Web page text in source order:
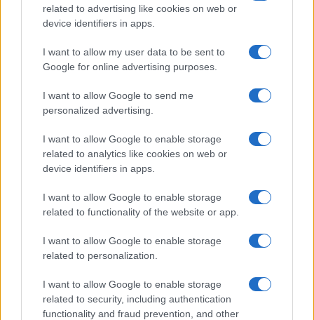
related to advertising like cookies on web or
device identifiers in apps.
I want to allow my user data to be sent to
Google for online advertising purposes.
I want to allow Google to send me
personalized advertising.
I want to allow Google to enable storage
related to analytics like cookies on web or
device identifiers in apps.
I want to allow Google to enable storage
related to functionality of the website or app.
I want to allow Google to enable storage
related to personalization.
I want to allow Google to enable storage
related to security, including authentication
functionality and fraud prevention, and other
segnò la scelta editoriale di approfondire
responsabilità istituzionali. Tiene linea critica
taccuino sempre pieno.